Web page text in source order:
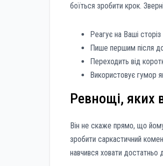
боїться зробити крок.
Реагує на Ваші сторіз
Пише першим після
Переходить від
Використовує гумор
Ревнощі, яких
Він не скаже прямо, що
зробити саркастичний
навчився ховати достатньо